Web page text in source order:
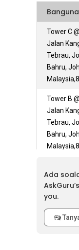
Tower C @
Jalan
Tebrau,
Bahru,
Tower B @
Jalan
Tebrau,
Bahru,
Jalan
Tebrau,
Bahru,
Ada
you.